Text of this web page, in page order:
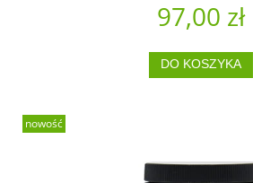
97,00 zł
DO KOSZYKA
nowość